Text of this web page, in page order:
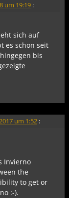
um 19:19 :
sich auf
es schon seit
bis
um 1:52 :
Invierno
the
to get or
:-).